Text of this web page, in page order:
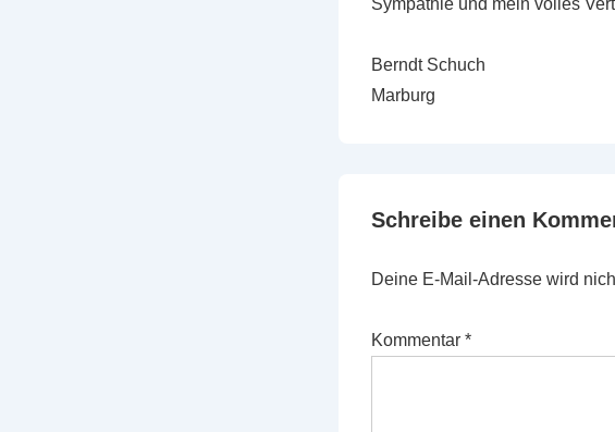
Sympathie und mein volles
Berndt Schuch
Marburg
Schreibe einen
Deine E-Mail-Adresse wird
Kommentar *